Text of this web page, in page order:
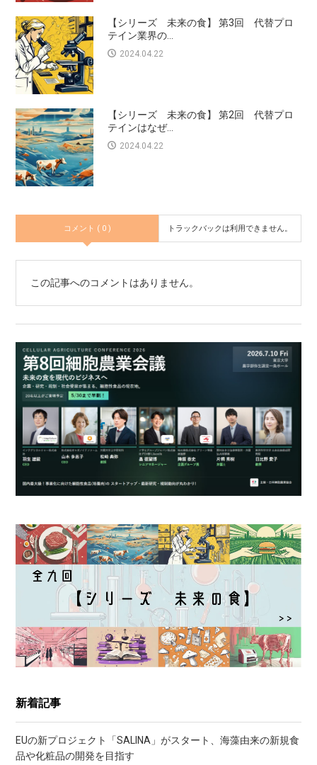
【シリーズ 未来の食】 第3回 代替プロ
テイン業界の...
2024.04.22
【シリーズ 未来の食】 第2回 代替プロ
テインはなぜ...
2024.04.22
コメント ( 0 ) トラックバックは利用できません。
この記事へのコメントはありません。
新着記事
EUの新プロジェクト「SALINA」がスタート、海藻由来の新規食
品や化粧品の開発を目指す